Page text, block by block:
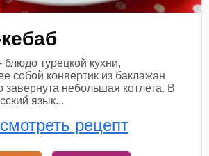
турецкой кухни,
собой конвертик из баклажан
завернута небольшая котлета. В
язык...
рецепт